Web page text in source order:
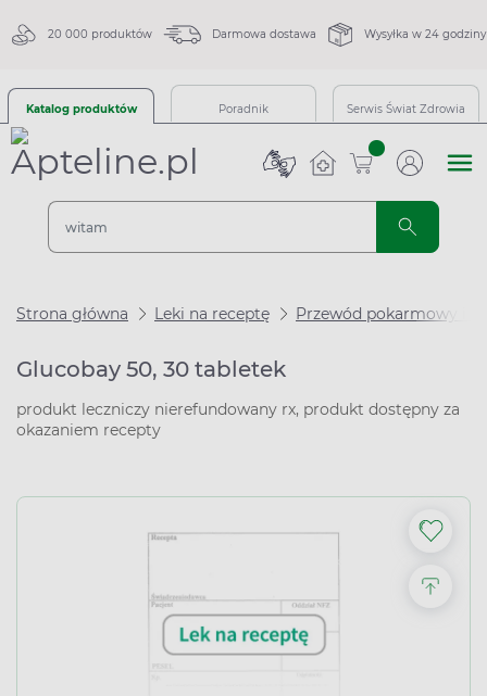
20 000 produktów Darmowa dostawa Wysyłka w 24 godziny
Katalog produktów Poradnik Serwis Świat Zdrowia
sztuk
Strona główna Leki na receptę Przewód pokarmowy i
Glucobay 50, 30 tabletek
produkt leczniczy nierefundowany rx, produkt dostępny za
okazaniem recepty